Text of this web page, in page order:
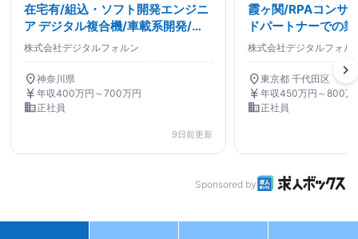
在宅有/組込・ソフト開発エンジニ
ア デジタル複合機/車載系開発/長
期PJTでスキルアップ/ソフトウエ
ア設計・開発関連
株式会社デジタルフォルン
location_on神奈川県
currency_yen年収400万円～700万円
business正社員
9日前更新
霞ヶ関/RPAコンサ
ドパートナーでの
業・プライム案件9
革コンサルタント
株式会社デジタルフォル
location_on東京都 千代田区
currency_yen年収450万円～800万
business正社員
chevron_right
Sponsored by